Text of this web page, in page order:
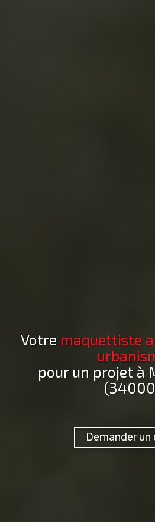
Votre maquettiste
pour un projet à
Demander un